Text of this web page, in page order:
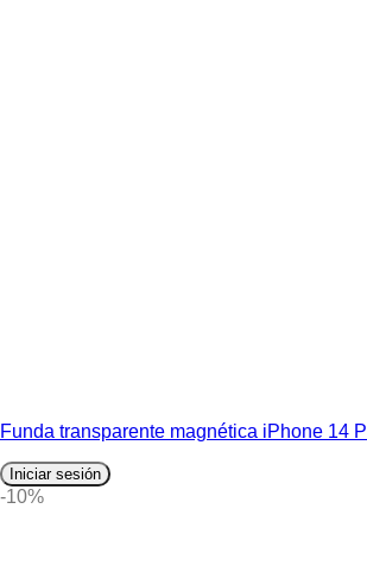
Funda transparente magnética iPhone 14
Iniciar sesión
-10%